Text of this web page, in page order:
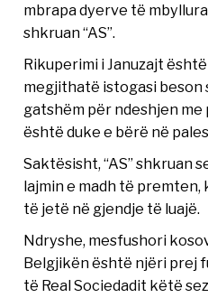
mbrapa dyerve të
shkruan “AS”.
Rikuperimi i Januzajt
megjithatë istogasi beson
gatshëm për ndeshjen me
është duke e bërë në
Saktësisht, “AS” shkruan
lajmin e madh të premten,
të jetë në gjendje të luajë.
Ndryshe, mesfushori
Belgjikën është njëri prej
të Real Sociedadit këtë